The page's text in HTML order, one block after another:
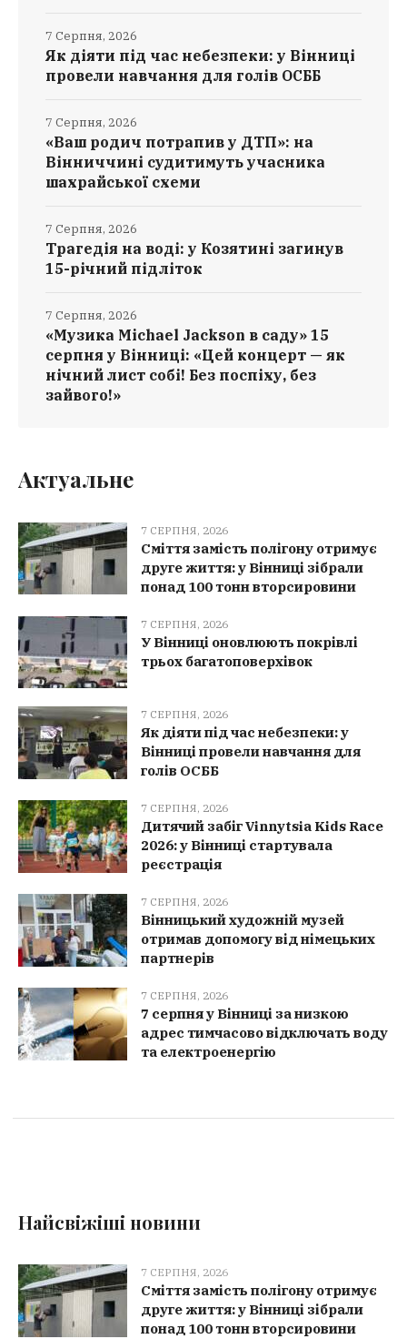
Як діяти під час небезпеки: у Вінниці
провели навчання для голів ОСББ
7 Серпня, 2026
«Ваш родич потрапив у ДТП»: на
Вінниччині судитимуть учасника
шахрайської схеми
7 Серпня, 2026
Трагедія на воді: у Козятині загинув
15-річний підліток
7 Серпня, 2026
«Музика Michael Jackson в саду» 15
серпня у Вінниці: «Цей концерт — як
нічний лист собі! Без поспіху, без
зайвого!»
7 Серпня, 2026
Актуальне
7 СЕРПНЯ, 2026
Сміття замість полігону отримує
друге життя: у Вінниці зібрали
понад 100 тонн вторсировини
7 СЕРПНЯ, 2026
У Вінниці оновлюють покрівлі
трьох багатоповерхівок
7 СЕРПНЯ, 2026
Як діяти під час небезпеки: у
Вінниці провели навчання для
голів ОСББ
7 СЕРПНЯ, 2026
Дитячий забіг Vinnytsia Kids Race
2026: у Вінниці стартувала
реєстрація
7 СЕРПНЯ, 2026
Вінницький художній музей
отримав допомогу від німецьких
партнерів
7 СЕРПНЯ, 2026
7 серпня у Вінниці за низкою
адрес тимчасово відключать воду
та електроенергію
Найсвіжіші новини
7 СЕРПНЯ, 2026
Сміття замість полігону отримує
друге життя: у Вінниці зібрали
понад 100 тонн вторсировини